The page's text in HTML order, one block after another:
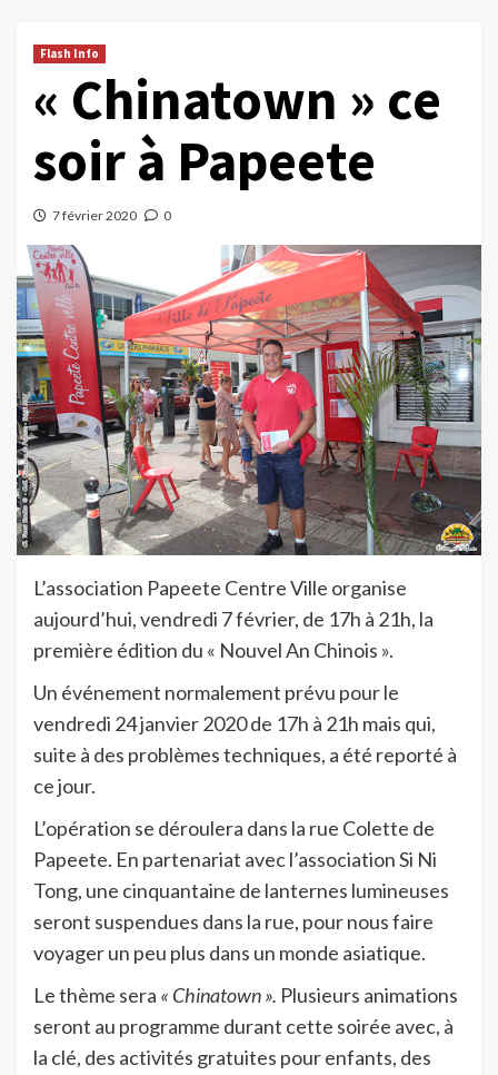
Flash Info
« Chinatown » ce
soir à Papeete
7 février 2020 0
L’association Papeete Centre Ville organise
aujourd’hui, vendredi 7 février, de 17h à 21h, la
première édition du « Nouvel An Chinois ».
Un événement normalement prévu pour le
vendredi 24 janvier 2020 de 17h à 21h mais qui,
suite à des problèmes techniques, a été reporté à
ce jour.
L’opération se déroulera dans la rue Colette de
Papeete. En partenariat avec l’association Si Ni
Tong, une cinquantaine de lanternes lumineuses
seront suspendues dans la rue, pour nous faire
voyager un peu plus dans un monde asiatique.
Le thème sera « Chinatown ». Plusieurs animations
seront au programme durant cette soirée avec, à
la clé, des activités gratuites pour enfants, des